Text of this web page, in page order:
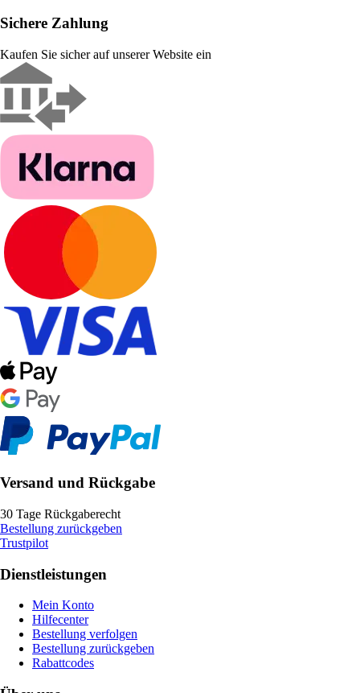
Sichere Zahlung
Kaufen Sie sicher auf unserer Website ein
Versand und Rückgabe
30 Tage Rückgaberecht
Bestellung zurückgeben
Trustpilot
Dienstleistungen
Mein Konto
Hilfecenter
Bestellung verfolgen
Bestellung zurückgeben
Rabattcodes